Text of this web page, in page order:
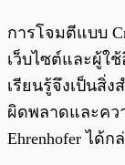
การโจมตีแบบ
เว็บไซต์และผู้ใ
เรียนรู้จึงเป็นสิ่
ผิดพลาดและคว
Ehrenhofer ได้ก